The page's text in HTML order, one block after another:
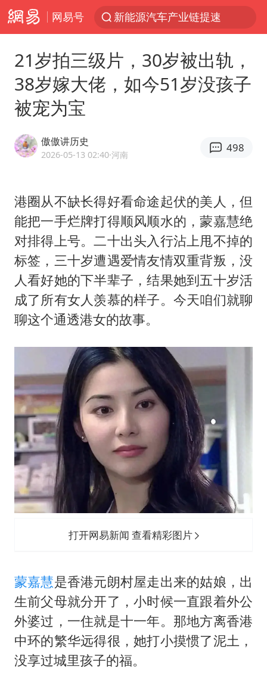
网易号
新能源汽车产业链提速
“还不如不放假”
大连一起飞航班因乘客可乐爆瓶折返
白海豚突然大拐弯 走出罕见路线
四川发布高温蓝色预警
钟睒睒：必须限制电商平台权力
血指纹匹配成功，20年悬案告破！凶手被执行死刑
医疗垃圾做手机壳 这也是谋财害命
武契奇：欧洲已处于大战边缘
部分银行上调存款利率
下党之路
21岁拍三级片，30岁被出轨，
38岁嫁大佬，如今51岁没孩子
被宠为宝
傲傲讲历史
2026-05-13 02:40·河南
498
港圈从不缺长得好看命途起伏的美人，但
能把一手烂牌打得顺风顺水的，蒙嘉慧绝
对排得上号。二十出头入行沾上甩不掉的
标签，三十岁遭遇爱情友情双重背叛，没
人看好她的下半辈子，结果她到五十岁活
成了所有女人羡慕的样子。今天咱们就聊
聊这个通透港女的故事。
打开网易新闻 查看精彩图片
蒙嘉慧是香港元朗村屋走出来的姑娘，出
生前父母就分开了，小时候一直跟着外公
外婆过，一住就是十一年。那地方离香港
中环的繁华远得很，她打小摸惯了泥土，
没享过城里孩子的福。